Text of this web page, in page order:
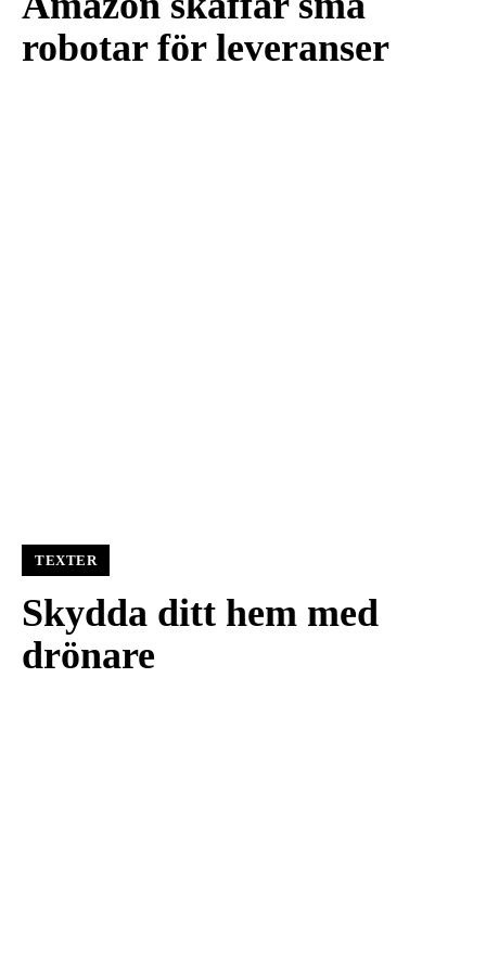
robotar för leveranser
TEXTER
Skydda ditt hem med
drönare